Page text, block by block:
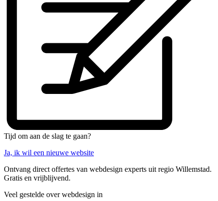
Tijd om aan de slag te gaan?
Ja, ik wil een nieuwe website
Ontvang direct offertes van webdesign experts uit regio Willemstad.
Gratis en vrijblijvend.
Veel gestelde over webdesign in